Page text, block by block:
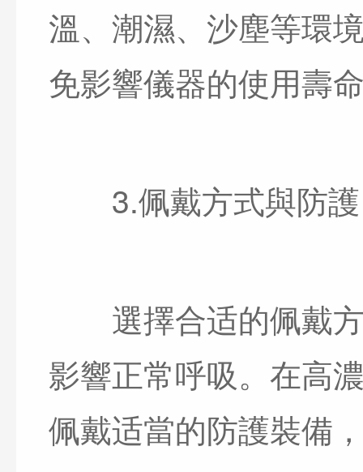
溫、潮濕、沙塵等環
免影響儀器的使用壽
3.佩戴方式與防
選擇合适的佩戴方
影響正常呼吸。在高
佩戴适當的防護裝備